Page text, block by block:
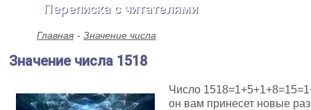
Переписка с читателями
Главная Значение числа
Значение числа 1518
Число
он вам принесет новые